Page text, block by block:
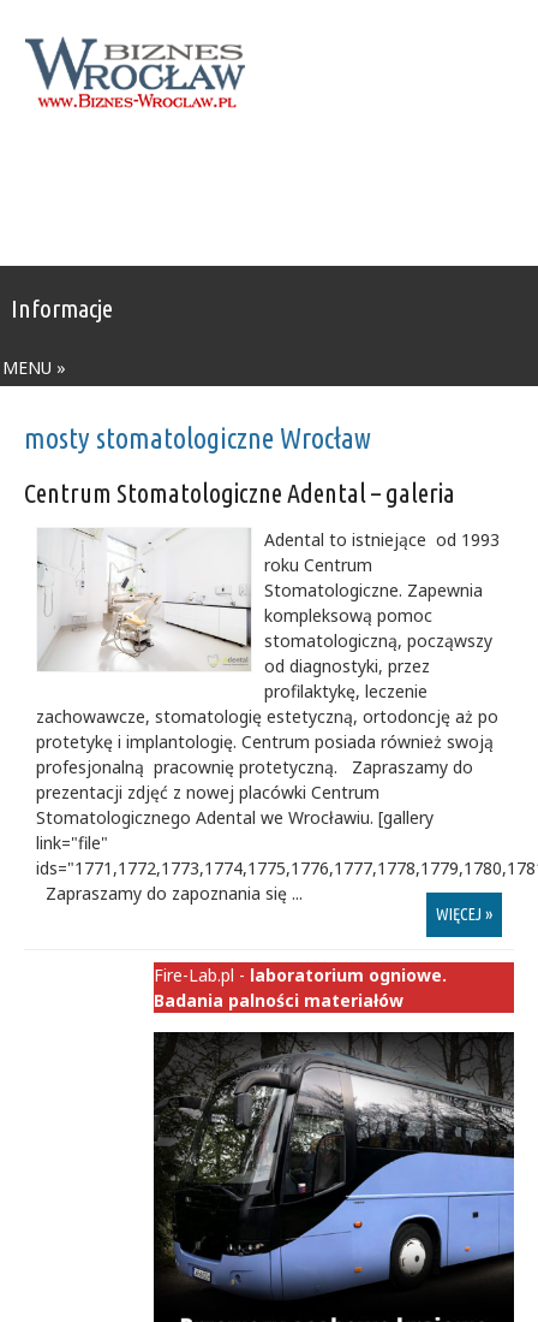
Informacje
MENU »
mosty stomatologiczne Wrocław
Centrum Stomatologiczne Adental – galeria
Adental to istniejące od 1993
roku Centrum
Stomatologiczne. Zapewnia
kompleksową pomoc
stomatologiczną, począwszy
od diagnostyki, przez
profilaktykę, leczenie
zachowawcze, stomatologię estetyczną, ortodoncję aż po
protetykę i implantologię. Centrum posiada również swoją
profesjonalną pracownię protetyczną. Zapraszamy do
prezentacji zdjęć z nowej placówki Centrum
Stomatologicznego Adental we Wrocławiu. [gallery
link="file"
Zapraszamy do zapoznania się ...
WIĘCEJ »
Fire-Lab.pl - laboratorium ogniowe.
Badania palności materiałów